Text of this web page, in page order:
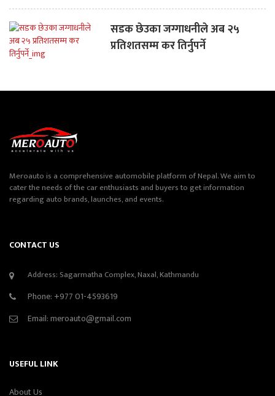
सडक छेउका जग्गाधनीले अब २५
प्रतिशतसम्म कर तिर्नुपर्ने
Meroauto is a comprehensive automobile platform of Nepal. We aim to
cater the needs of the car enthusiasts and buyers to get information
regarding auto brands, launches, and events.
CONTACT US
Address: Sagarmatha Complex, Naxal, Kathmandu
Phone: +977 01-4593619
Email:meroauto@gmail.com
USEFUL LINK
About Us